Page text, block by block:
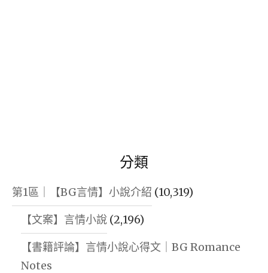
分類
第1區｜【BG言情】小說介紹 (10,319)
【文案】言情小說 (2,196)
【書籍評論】言情小說心得文｜BG Romance
Notes